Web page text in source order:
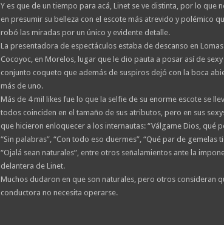
Y es que de un tiempo para acá, Linet se ve distinta, por lo que
en presumir su belleza con el escote más atrevido y polémico
robó las miradas por un único y evidente detalle.
La presentadora de espectáculos estaba de descanso en
Cocoyoc, en Morelos, lugar que le dio pauta a posar así de sexy
conjunto coqueto que además de suspiros dejó con la boca
más de uno.
Más de 4 mil likes fue lo que la selfie de su enorme escote se
todos coinciden en el tamaño de sus atributos, pero en sus
que hicieron enloquecer a los internautas: “Válgame Dios, qué
“Sin palabras”, “Con todo eso duermes”, “Qué par de gemelas
“Ojalá sean naturales”, entre otros señalamientos ante la
delantera de Linet.
Muchos dudaron en que son naturales, pero otros consideran
conductora no necesita operarse.